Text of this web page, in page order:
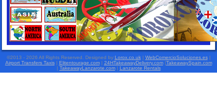
©2013 - 2026 All Rights Reserved. Designed by:Lorox.co.uk| WebComercioSoluciones.es|
Airport Transfers Taxis| Elitentourage.com| 24HTakeawayDelivery.com|TakeawaySpain.com
| TakeawayLanzarote.com| Lanzarote Rentals